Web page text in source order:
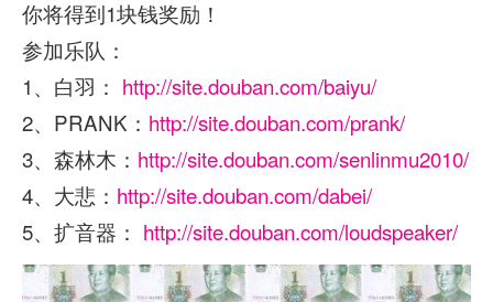
你将得到1块钱奖励！
参加乐队：
1、白羽： http://site.douban.com/baiyu/
2、PRANK： http://site.douban.com/prank/
3、森林木： http://site.douban.com/senlinmu2010/
4、大悲： http://site.douban.com/dabei/
5、扩音器： http://site.douban.com/loudspeaker/